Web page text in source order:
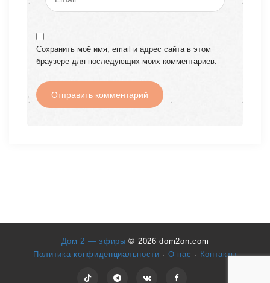
Сохранить моё имя, email и адрес сайта в этом
браузере для последующих моих комментариев.
Дом 2 — эфиры© 2026 dom2on.com
Политика конфиденциальности · О нас · Контакты